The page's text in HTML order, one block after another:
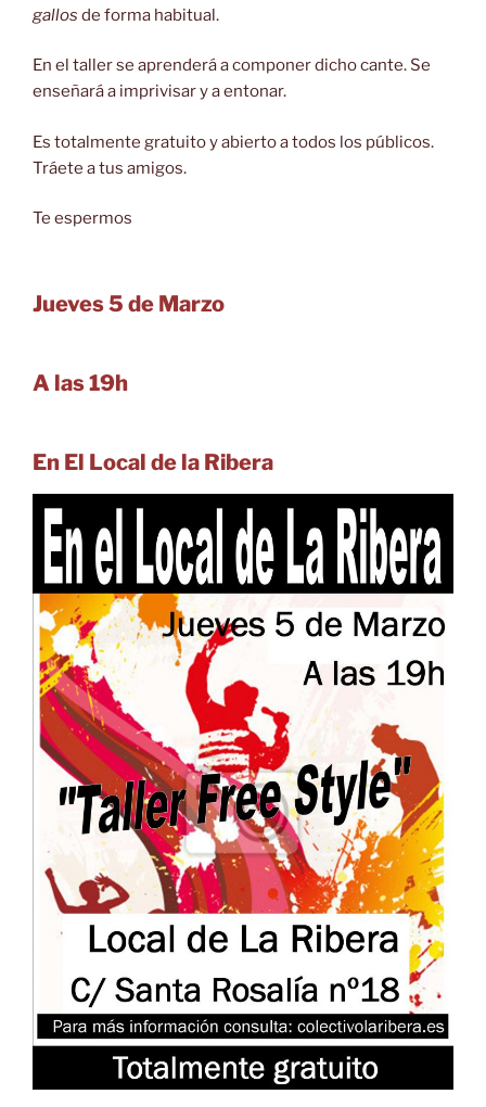
gallos de forma habitual.
En el taller se aprenderá a componer dicho cante. Se
enseñará a imprivisar y a entonar.
Es totalmente gratuito y abierto a todos los públicos.
Tráete a tus amigos.
Te espermos
Jueves 5 de Marzo
A las 19h
En El Local de la Ribera